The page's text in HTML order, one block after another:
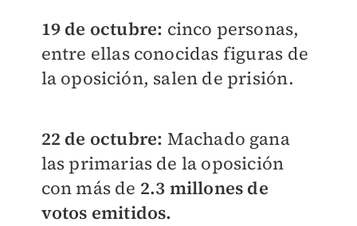
19 de octubre: cinco personas,
entre ellas conocidas figuras de
la oposición, salen de prisión.
22 de octubre: Machado gana
las primarias de la oposición
con más de 2.3 millones de
votos emitidos.